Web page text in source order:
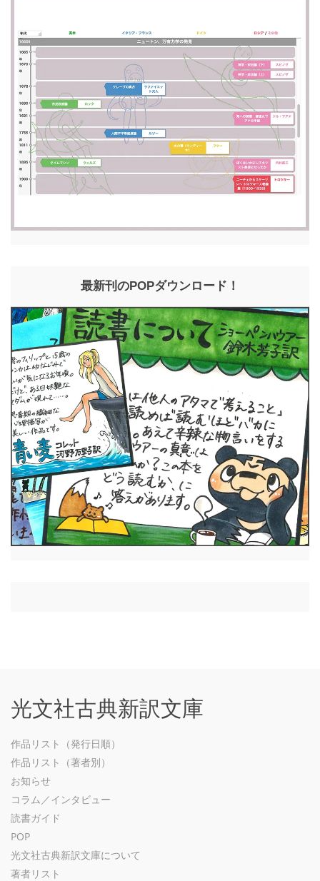
最新刊のPOPダウンロード！
光文社古典新訳文庫
作品リスト（発行日順）
作品リスト（著者別）
お知らせ
コラム／インタビュー
読書ガイド
POP
光文社古典新訳文庫について
著者リスト